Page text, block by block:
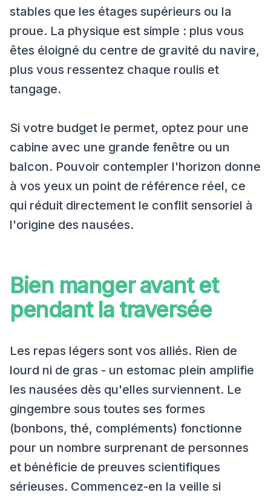
stables que les étages supérieurs ou la
proue. La physique est simple : plus vous
êtes éloigné du centre de gravité du navire,
plus vous ressentez chaque roulis et
tangage.
Si votre budget le permet, optez pour une
cabine avec une grande fenêtre ou un
balcon. Pouvoir contempler l'horizon donne
à vos yeux un point de référence réel, ce
qui réduit directement le conflit sensoriel à
l'origine des nausées.
Bien manger avant et
pendant la traversée
Les repas légers sont vos alliés. Rien de
lourd ni de gras - un estomac plein amplifie
les nausées dès qu'elles surviennent. Le
gingembre sous toutes ses formes
(bonbons, thé, compléments) fonctionne
pour un nombre surprenant de personnes
et bénéficie de preuves scientifiques
sérieuses. Commencez-en la veille si